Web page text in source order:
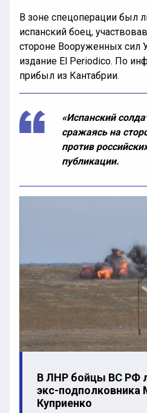
В зоне спецоперации был
испанский боец,
стороне Вооруженных сил
издание El Periodico. По
прибыл из Кантабрии.
«Испанский
сражаясь на
против
публикации.
В ЛНР бойцы ВС РФ
экс-
Куприенко